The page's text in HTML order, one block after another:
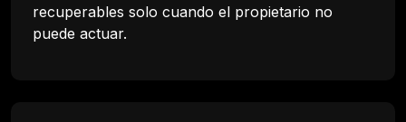
recuperables solo cuando el propietario no
puede actuar.